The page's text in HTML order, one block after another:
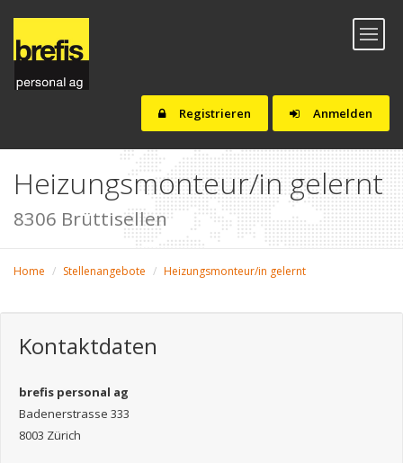
Anmelden
Registrieren
Toggle
Heizungsmonteur/in gelernt
8306 Brüttisellen
Home Stellenangebote Heizungsmonteur/in gelernt
Kontaktdaten
brefis personal ag
Badenerstrasse 333
8003 Zürich